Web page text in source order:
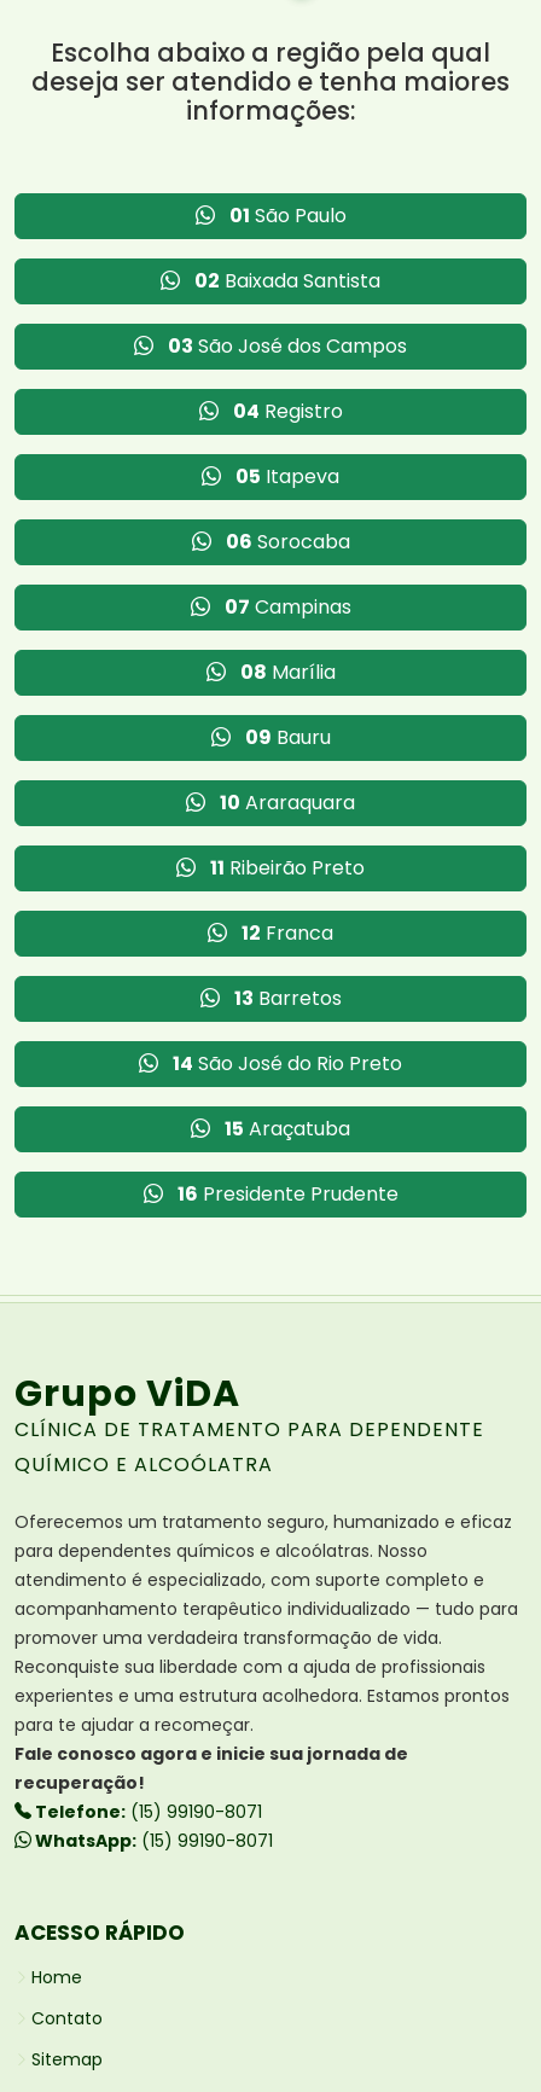
Escolha abaixo a região pela qual
deseja ser atendido e tenha maiores
informações:
01 São Paulo
02 Baixada Santista
03 São José dos Campos
04 Registro
05 Itapeva
06 Sorocaba
07 Campinas
08 Marília
09 Bauru
10 Araraquara
11 Ribeirão Preto
12 Franca
13 Barretos
14 São José do Rio Preto
15 Araçatuba
16 Presidente Prudente
Grupo ViDA
CLÍNICA DE TRATAMENTO PARA DEPENDENTE
QUÍMICO E ALCOÓLATRA
Oferecemos um tratamento seguro, humanizado e eficaz
para dependentes químicos e alcoólatras. Nosso
atendimento é especializado, com suporte completo e
acompanhamento terapêutico individualizado — tudo para
promover uma verdadeira transformação de vida.
Reconquiste sua liberdade com a ajuda de profissionais
experientes e uma estrutura acolhedora. Estamos prontos
para te ajudar a recomeçar.
Fale conosco agora e inicie sua jornada de
recuperação!
Telefone: (15) 99190-8071
WhatsApp: (15) 99190-8071
ACESSO RÁPIDO
Home
Contato
Sitemap